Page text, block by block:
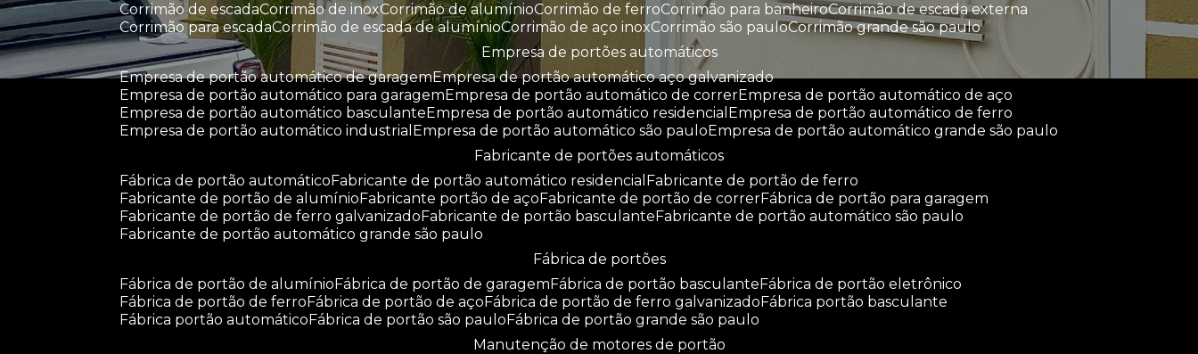
corrimão de escada corrimão de inox corrimão de alumínio corrimão de ferro corrimão para banheiro corrimão de escada externa
corrimão para escada corrimão de escada de alumínio corrimão de aço inox corrimão são paulo corrimão grande são paulo
empresa de portões automáticos
empresa de portão automático de garagem empresa de portão automático aço galvanizado
empresa de portão automático para garagem
empresa de portão automático de correr
empresa de portão automático de aço
empresa de portão automático basculante
empresa de portão automático residencial
empresa de portão automático de ferro
empresa de portão automático industrial
empresa de portão automático são paulo
empresa de portão automático grande são paulo
fabricante de portões automáticos
fábrica de portão automático
fabricante de portão automático residencial
fabricante de portão de ferro
fabricante de portão de alumínio
fabricante portão de aço fabricante de portão de correr fábrica de portão para garagem
fabricante de portão de ferro galvanizado
fabricante de portão basculante
fabricante de portão automático são paulo
fabricante de portão automático grande são paulo
fábrica de portões
fábrica de portão de alumínio
fábrica de portão de garagem fábrica de portão basculante
fábrica de portão eletrônico
fábrica de portão de ferro
fábrica de portão de aço fábrica de portão de ferro galvanizado
fábrica portão basculante
fábrica portão automático
fábrica de portão são paulo
fábrica de portão grande são paulo
manutenção de motores de portão